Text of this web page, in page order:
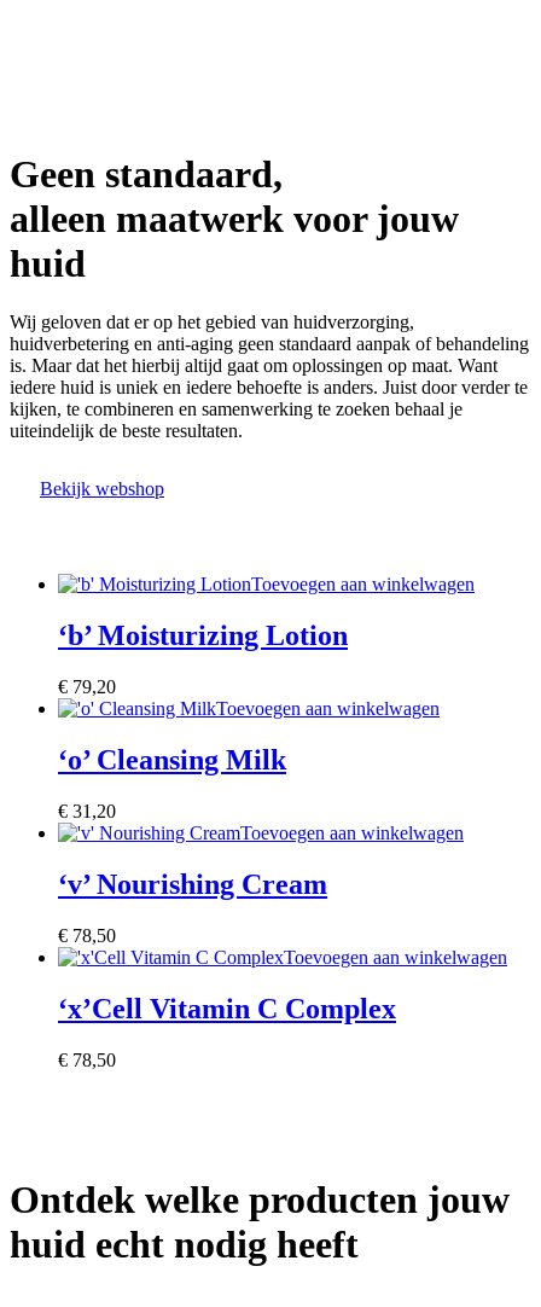
Geen standaard,
alleen maatwerk voor jouw
huid
Wij geloven dat er op het gebied van huidverzorging,
huidverbetering en anti-aging geen standaard aanpak of behandeling
is. Maar dat het hierbij altijd gaat om oplossingen op maat. Want
iedere huid is uniek en iedere behoefte is anders. Juist door verder te
kijken, te combineren en samenwerking te zoeken behaal je
uiteindelijk de beste resultaten.
Bekijk webshop
Toevoegen aan winkelwagen
‘b’ Moisturizing Lotion
€ 79,20
Toevoegen aan winkelwagen
‘o’ Cleansing Milk
€ 31,20
Toevoegen aan winkelwagen
‘v’ Nourishing Cream
€ 78,50
Toevoegen aan winkelwagen
‘x’Cell Vitamin C Complex
€ 78,50
Ontdek welke producten jouw
huid echt nodig heeft